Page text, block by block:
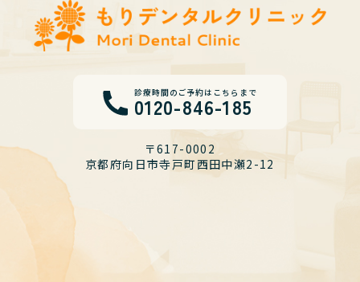
診療時間のご予約はこちらまで
0120-846-185
〒617-0002
京都府向日市寺戸町西田中瀬2-12